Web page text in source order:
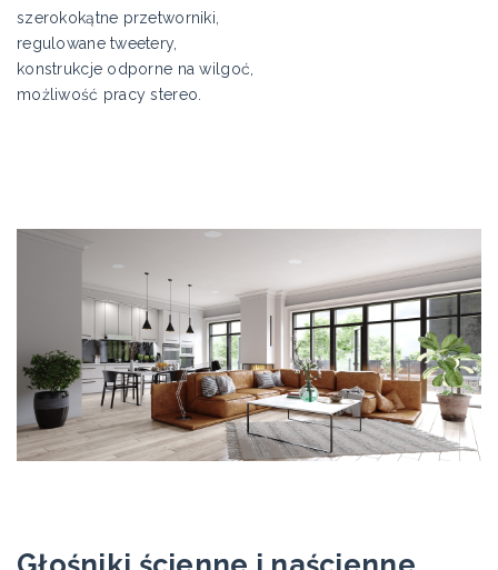
szerokokątne przetworniki,
regulowane tweetery,
konstrukcje odporne na wilgoć,
możliwość pracy stereo.